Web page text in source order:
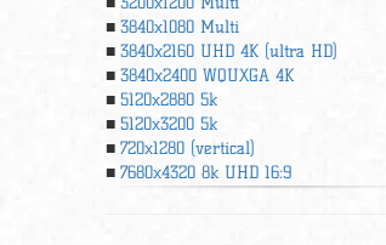
3840x1080 Multi
3840x2160 UHD 4К (ultra HD)
3840x2400 WQUXGA 4K
5120x2880 5k
5120x3200 5k
720x1280 (vertical)
7680x4320 8k UHD 16:9